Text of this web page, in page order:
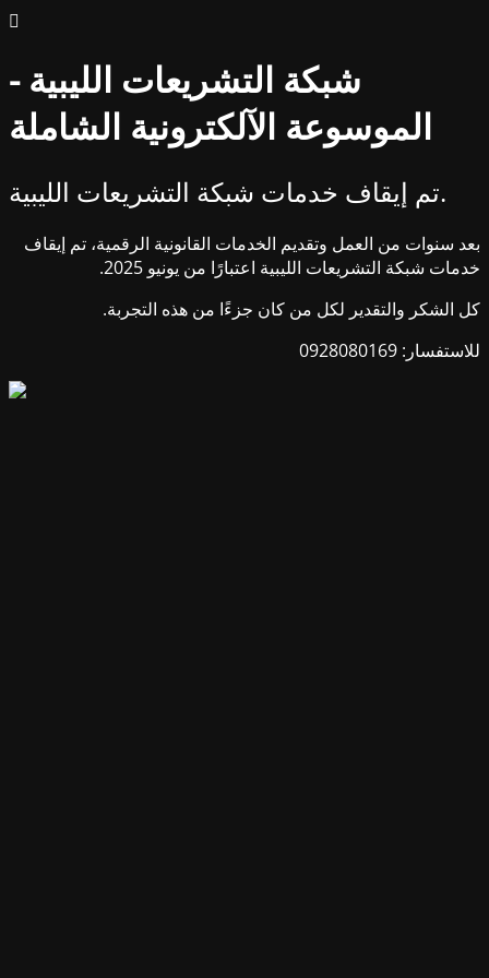
شبكة التشريعات الليبية -
الموسوعة الآلكترونية الشاملة
تم إيقاف خدمات شبكة التشريعات الليبية.
بعد سنوات من العمل وتقديم الخدمات القانونية الرقمية، تم إيقاف
خدمات شبكة التشريعات الليبية اعتبارًا من يونيو 2025.
كل الشكر والتقدير لكل من كان جزءًا من هذه التجربة.
للاستفسار: 0928080169